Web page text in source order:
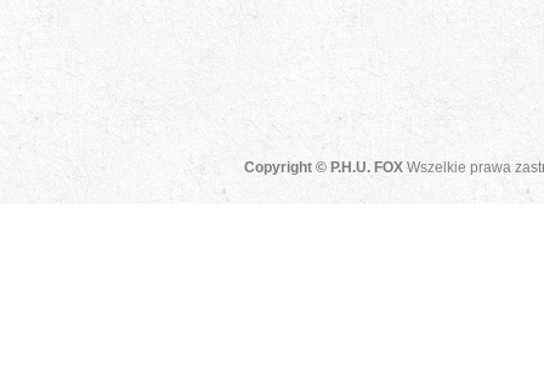
Copyright © P.H.U. FOX Wszelkie prawa